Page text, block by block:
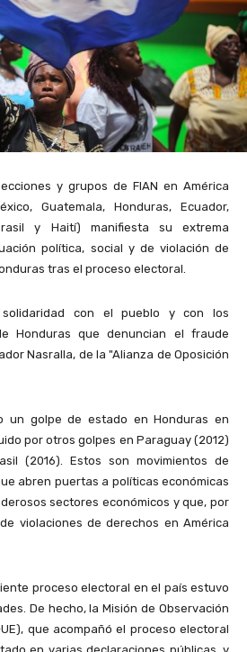
y grupos de FIAN en América
Guatemala, Honduras, Ecuador,
y Haití) manifiesta su extrema
política, social y de violación de
tras el proceso electoral.
solidaridad con el pueblo y con los
Honduras que denuncian el fraude
Nasralla, de la "Alianza de Oposición
un golpe de estado en Honduras en
por otros golpes en Paraguay (2012)
(2016). Estos son movimientos de
abren puertas a políticas económicas
sectores económicos y que, por
violaciones de derechos en América
proceso electoral en el país estuvo
De hecho, la Misión de Observación
que acompañó el proceso electoral